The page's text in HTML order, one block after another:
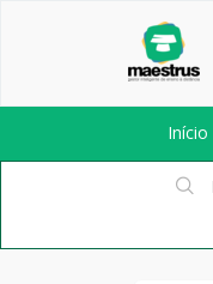
Início